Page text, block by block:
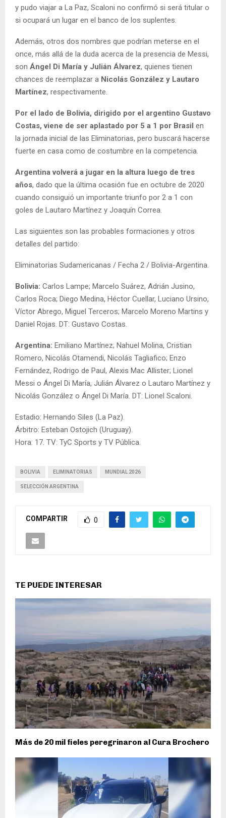
y pudo viajar a La Paz, Scaloni no confirmó si será titular o
si ocupará un lugar en el banco de los suplentes.
Además, otros dos nombres que podrían meterse en el
once, más allá de la duda acerca de la presencia de Messi,
son Ángel Di María y Julián Álvarez, quienes tienen
chances de reemplazar a Nicolás González y Lautaro
Martínez, respectivamente.
Por el lado de Bolivia, dirigido por el argentino Gustavo
Costas, viene de ser aplastado por 5 a 1 por Brasil en
la jornada inicial de las Eliminatorias, pero buscará hacerse
fuerte en casa como de costumbre en la competencia.
Argentina volverá a jugar en la altura luego de tres
años, dado que la última ocasión fue en octubre de 2020
cuando consiguió un importante triunfo por 2 a 1 con
goles de Lautaro Martínez y Joaquín Correa.
Las siguientes son las probables formaciones y otros
detalles del partido:
Eliminatorias Sudamericanas / Fecha 2 / Bolivia-Argentina.
Bolivia: Carlos Lampe; Marcelo Suárez, Adrián Jusino,
Carlos Roca; Diego Medina, Héctor Cuellar, Luciano Ursino,
Víctor Abrego, Miguel Terceros; Marcelo Moreno Martins y
Daniel Rojas. DT: Gustavo Costas.
Argentina: Emiliano Martínez; Nahuel Molina, Cristian
Romero, Nicolás Otamendi, Nicolás Tagliafico; Enzo
Fernández, Rodrigo de Paul, Alexis Mac Allister; Lionel
Messi o Ángel Di María, Julián Álvarez o Lautaro Martínez y
Nicolás González o Ángel Di María. DT: Lionel Scaloni.
Estadio: Hernando Siles (La Paz).
Árbitro: Esteban Ostojich (Uruguay).
Hora: 17. TV: TyC Sports y TV Pública.
BOLIVIA ELIMINATORIAS MUNDIAL 2026
SELECCIÓN ARGENTINA
COMPARTIR 0
TE PUEDE INTERESAR
Más de 20 mil fieles peregrinaron al Cura Brochero